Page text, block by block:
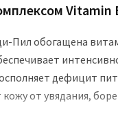
Vitamin
Пил обогащена
дефицит
от увядания,